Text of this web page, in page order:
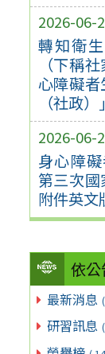
2026-06-
轉知衛
（下稱
心障礙
（社政）」
2026-06-
身心障礙
第三次
附件英文
依
最新消息
研習訊息